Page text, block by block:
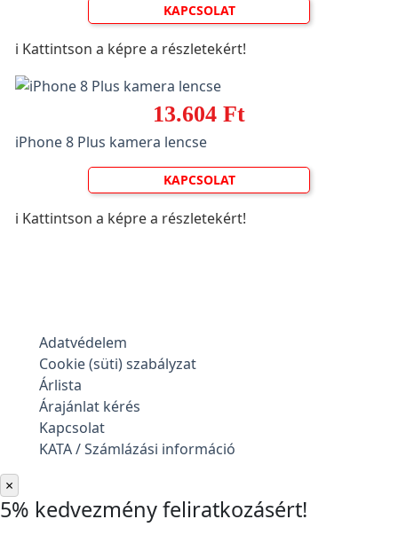
KAPCSOLAT
ℹ️ Kattintson a képre a részletekért!
13.604 Ft
iPhone 8 Plus kamera lencse
KAPCSOLAT
ℹ️ Kattintson a képre a részletekért!
Adatvédelem
Cookie (süti) szabályzat
Árlista
Árajánlat kérés
Kapcsolat
KATA / Számlázási információ
×
5% kedvezmény feliratkozásért!